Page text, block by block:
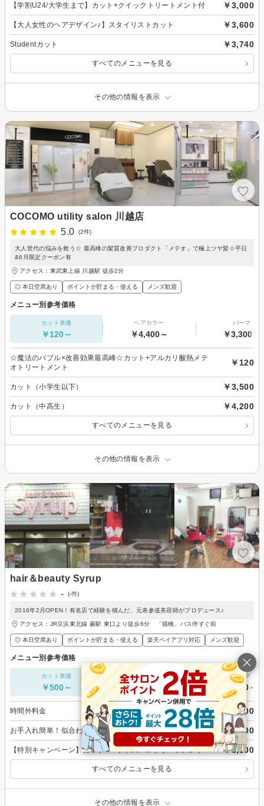
【学割U24/大学生まで】カット+クイックトリートメント付 ￥3,000
【大人女性のヘアデザイン♪】スタイリストカット ￥3,600
Studentカット ￥3,740
すべてのメニューを見る
その他の情報を表示
COCOMO utility salon 川越店
5.0
(2件)
大人世代の悩みを救う☆ 最高峰の髪質改善プロダクト「メテオ」で極上ツヤ髪☆平日
&6月限定クーポン有
アクセス：東武東上線 川越駅 徒歩2分
◎ 本日空席あり ポイントが貯まる・使える メンズ歓迎
メニュー別参考価格
カット単価
￥120～
ヘアカラー
￥4,400～
パーマ
￥3,300～
☆魔法のバブル×改善効果最高峰☆カット+アルカリ酸熱メテ
オトリートメント
￥120
カット（小学生以下） ￥3,500
カット（中高生） ￥4,200
すべてのメニューを見る
その他の情報を表示
hair＆beauty Syrup
-
(-件)
2016年2月OPEN！有名店で経験を積んだ、元表参道美容師がプロデュース♪
アクセス：JR京浜東北線 蕨駅 東口より徒歩6分 「猫橋」バス停すぐ前
◎ 本日空席あり ポイントが貯まる・使える 楽天ペイアプリ対応 メンズ歓迎
メニュー別参考価格
カット単価
￥500～
ヘアカラー
￥500～
パーマ
￥500～
時間外料金 ￥500
お手入れ簡単！似合わせカット ￥5,000
【特別キャンペーン】カット+ヘッドスパorトリートメント ￥6,500
すべてのメニューを見る
その他の情報を表示